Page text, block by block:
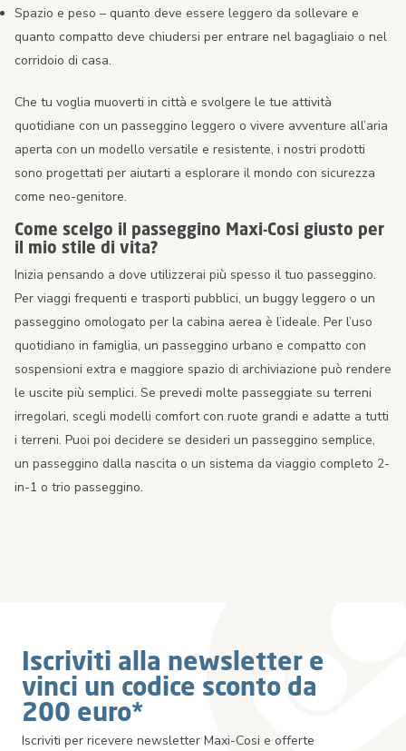
Spazio e peso – quanto deve essere leggero da sollevare e
quanto compatto deve chiudersi per entrare nel bagagliaio o nel
corridoio di casa.
Che tu voglia muoverti in città e svolgere le tue attività
quotidiane con un passeggino leggero o vivere avventure all’aria
aperta con un modello versatile e resistente, i nostri prodotti
sono progettati per aiutarti a esplorare il mondo con sicurezza
come neo-genitore.
Come scelgo il passeggino Maxi-Cosi giusto per
il mio stile di vita?
Inizia pensando a dove utilizzerai più spesso il tuo passeggino.
Per viaggi frequenti e trasporti pubblici, un buggy leggero o un
passeggino omologato per la cabina aerea è l’ideale. Per l’uso
quotidiano in famiglia, un passeggino urbano e compatto con
sospensioni extra e maggiore spazio di archiviazione può rendere
le uscite più semplici. Se prevedi molte passeggiate su terreni
irregolari, scegli modelli comfort con ruote grandi e adatte a tutti
i terreni. Puoi poi decidere se desideri un passeggino semplice,
un passeggino dalla nascita o un sistema da viaggio completo 2-
in-1 o trio passeggino.
Iscriviti alla newsletter e
vinci un codice sconto da
200 euro*
Iscriviti per ricevere newsletter Maxi-Cosi e offerte